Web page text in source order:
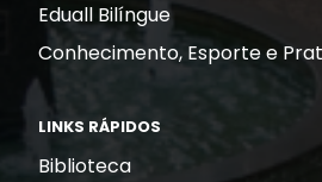
Eduall Bilíngue
Conhecimento, Esporte e
LINKS RÁPIDOS
Biblioteca